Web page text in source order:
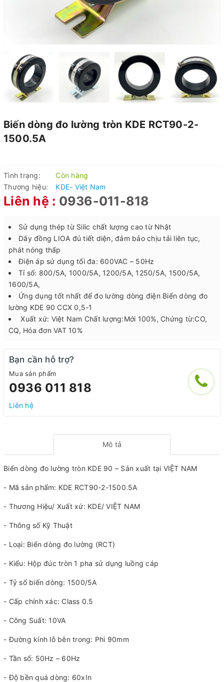
Biến dòng đo lường tròn KDE RCT90-2-
1500.5A
Tình trạng:
Còn hàng
Thương hiệu:
KDE- Việt Nam
Liên hệ : 0936-011-818
Sử dụng thép từ Silic chất lượng cao từ Nhật
Dây đồng LIOA đủ tiết diện, đảm bảo chịu tải liên tục,
phát nóng thấp
Điện áp sử dụng tối đa: 600VAC – 50Hz
Tỉ số: 800/5A, 1000/5A, 1200/5A, 1250/5A, 1500/5A,
1600/5A,
Ứng dụng tốt nhất để đo lường dòng điện Biến dòng đo
lường KDE 90 CCX 0,5-1
Xuất xứ: Việt Nam Chất lượng:Mới 100%, Chứng từ:CO,
CQ, Hóa đơn VAT 10%
Bạn cần hỗ trợ?
Mua sản phẩm
0936 011 818
Liên hệ
Mô tả
Biến dòng đo lường tròn KDE 90 – Sản xuất tại VIỆT NAM
- Mã sản phẩm: KDE RCT90-2-1500.5A
- Thương Hiệu/ Xuất xứ: KDE/ VIỆT NAM
- Thông số Kỹ Thuật
- Loại: Biến dòng đo lường (RCT)
- Kiểu: Hộp đúc tròn 1 pha sử dụng luồng cáp
- Tỷ số biến dòng: 1500/5A
- Cấp chính xác: Class 0.5
- Công Suất: 10VA
- Đường kính lỗ bên trong: Phi 90mm
- Tần số: 50Hz – 60Hz
- Độ bền quá dòng: 60xIn